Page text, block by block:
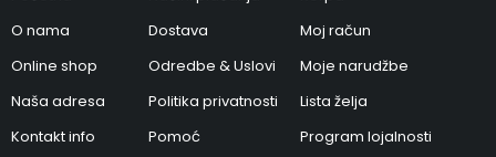
O nama
Online shop
Naša adresa
Kontakt info
Dostava
Odredbe & Uslovi
Politika privatnosti
Pomoć
Moj račun
Moje narudžbe
Lista želja
Program lojalnosti